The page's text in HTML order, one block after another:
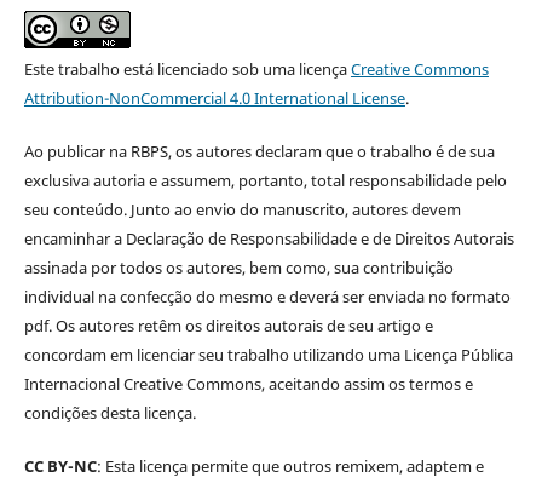
Este trabalho está licenciado sob uma licençaCreative Commons
Attribution-NonCommercial 4.0 International License.
Ao publicar na RBPS, os autores declaram que o trabalho é de sua
exclusiva autoria e assumem, portanto, total responsabilidade pelo
seu conteúdo. Junto ao envio do manuscrito, autores devem
encaminhar a Declaração de Responsabilidade e de Direitos Autorais
assinada por todos os autores, bem como, sua contribuição
individual na confecção do mesmo e deverá ser enviada no formato
pdf. Os autores retêm os direitos autorais de seu artigo e
concordam em licenciar seu trabalho utilizando uma Licença Pública
Internacional Creative Commons, aceitando assim os termos e
condições desta licença.
CC BY-NC: Esta licença permite que outros remixem, adaptem e